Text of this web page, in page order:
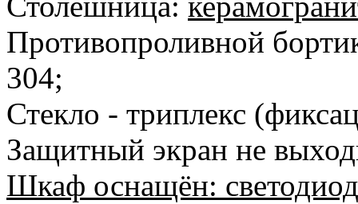
Противопроливной
304;
Стекло - триплекс
Защитный экран не
Шкаф оснащён: